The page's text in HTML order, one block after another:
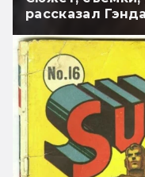
рассказал